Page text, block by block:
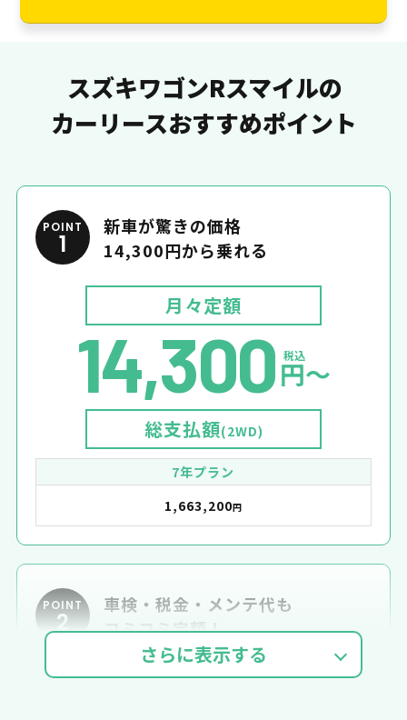
スズキワゴンRスマイルの
カーリースおすすめポイント
POINT
1
新車が驚きの価格
14,300円から乗れる
月々定額
14,300 税込
円〜
総支払額(2WD)
7年プラン
1,663,200円
POINT
2
車検・税金・メンテ代も
コミコミ定額！